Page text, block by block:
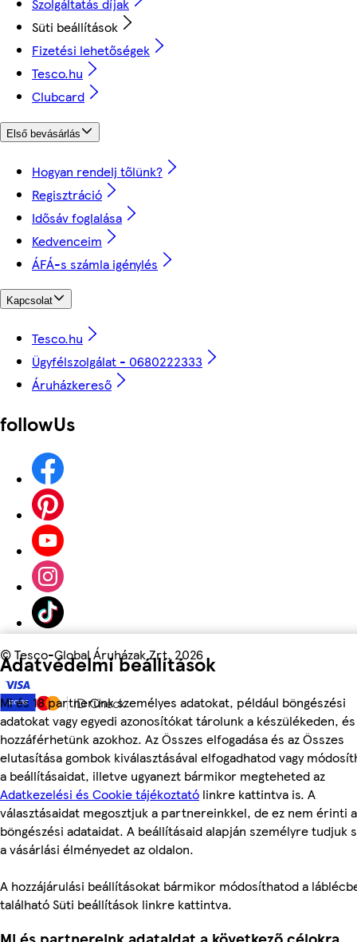
Adatvédelmi beállítások
Mi és 18 partnerünk személyes adatokat, például böngészési
adatokat vagy egyedi azonosítókat tárolunk a készülékeden, és
hozzáférhetünk azokhoz. Az Összes elfogadása és az Összes
elutasítása gombok kiválasztásával elfogadhatod vagy
a beállításaidat, illetve ugyanezt bármikor megteheted az
Adatkezelési és Cookie tájékoztató linkre kattintva is. A
választásaidat megosztjuk a partnereinkkel, de ez nem érinti a
böngészési adataidat. A beállításaid alapján személyre tudjuk
a vásárlási élményedet az oldalon.
A hozzájárulási beállításokat bármikor módosíthatod a
található Süti beállítások linkre kattintva.
Szolgáltatás díjak
Süti beállítások
Fizetési lehetőségek
Tesco.hu
Clubcard
Első bevásárlás
Hogyan rendelj tőlünk?
Regisztráció
Idősáv foglalása
Kedvenceim
ÁFÁ-s számla igénylés
Kapcsolat
Tesco.hu
Ügyfélszolgálat - 0680222333
Áruházkereső
followUs
©Tesco-Global Áruházak Zrt. 2026